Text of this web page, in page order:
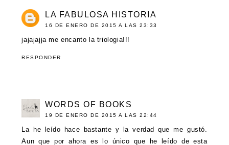
LA FABULOSA HISTORIA
16 DE ENERO DE 2015 A LAS 23:33
jajajajja me encanto la triologia!!!
RESPONDER
WORDS OF BOOKS
19 DE ENERO DE 2015 A LAS 22:44
La he leído hace bastante y la verdad que me gustó.
Aun que por ahora es lo único que he leído de esta